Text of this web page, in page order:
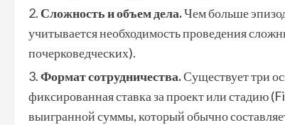
Сложность и объем дела.Чем больше
учитывается необходимость проведения
почерковедческих).
Формат сотрудничества.Существует три
фиксированная ставка за проект или стадию
выигранной суммы, который обычно